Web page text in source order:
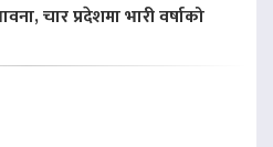
चार प्रदेशमा भारी वर्षाको